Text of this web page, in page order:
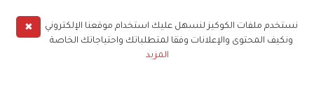
✖
نستخدم ملفات الكوكيز لنسهل عليك استخدام موقعنا الإلكتروني
ونكيف المحتوى والإعلانات وفقا لمتطلباتك واحتياجاتك الخاصة
المزيد